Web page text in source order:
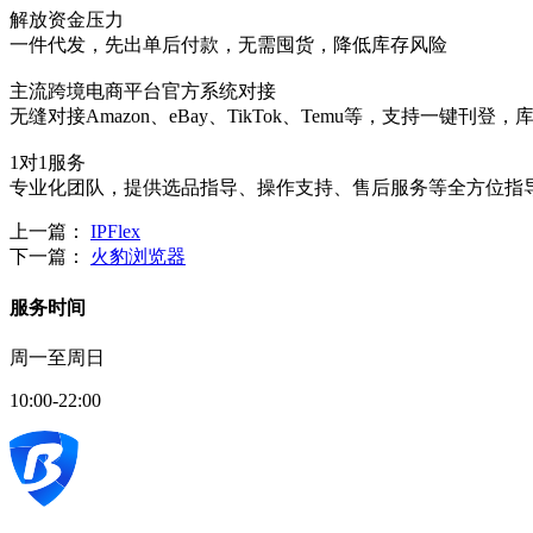
解放资金压力
一件代发，先出单后付款，无需囤货，降低库存风险
主流跨境电商平台官方系统对接
无缝对接Amazon、eBay、TikTok、Temu等，支持一键刊登，
1对1服务
专业化团队，提供选品指导、操作支持、售后服务等全方位指
上一篇： IPFlex
下一篇： 火豹浏览器
服务时间
周一至周日
10:00-22:00